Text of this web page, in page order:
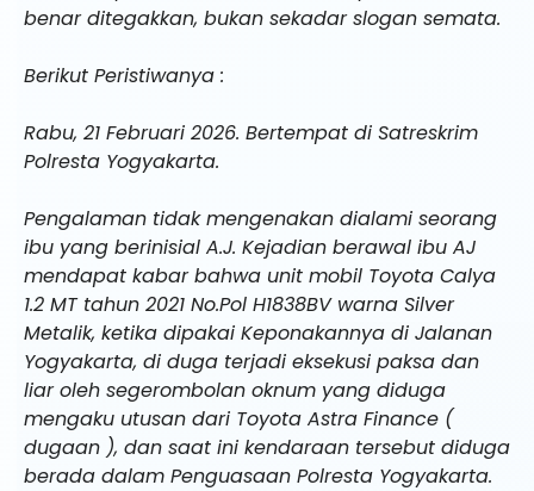
benar ditegakkan, bukan sekadar slogan semata.
Berikut Peristiwanya :
Rabu, 21 Februari 2026. Bertempat di Satreskrim
Polresta Yogyakarta.
Pengalaman tidak mengenakan dialami seorang
ibu yang berinisial A.J. Kejadian berawal ibu AJ
mendapat kabar bahwa unit mobil Toyota Calya
1.2 MT tahun 2021 No.Pol H1838BV warna Silver
Metalik, ketika dipakai Keponakannya di Jalanan
Yogyakarta, di duga terjadi eksekusi paksa dan
liar oleh segerombolan oknum yang diduga
mengaku utusan dari Toyota Astra Finance (
dugaan ), dan saat ini kendaraan tersebut diduga
berada dalam Penguasaan Polresta Yogyakarta.